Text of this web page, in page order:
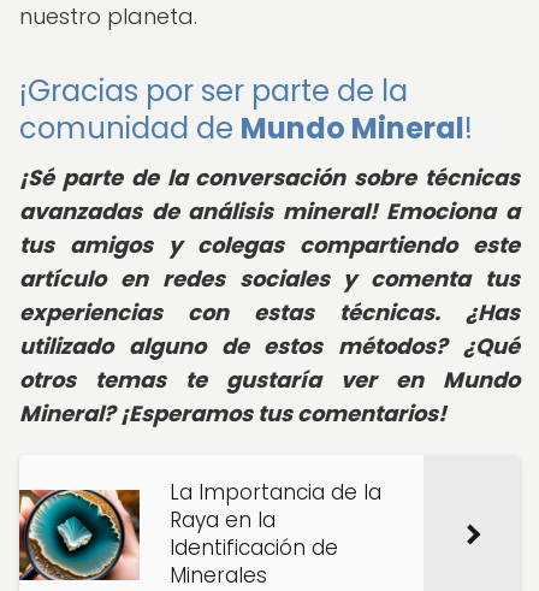
nuestro planeta.
¡Gracias por ser parte de la
comunidad de Mundo Mineral!
¡Sé parte de la conversación sobre técnicas
avanzadas de análisis mineral! Emociona a
tus amigos y colegas compartiendo este
artículo en redes sociales y comenta tus
experiencias con estas técnicas. ¿Has
utilizado alguno de estos métodos? ¿Qué
otros temas te gustaría ver en Mundo
Mineral? ¡Esperamos tus comentarios!
La Importancia de la
Raya en la
Identificación de
Minerales